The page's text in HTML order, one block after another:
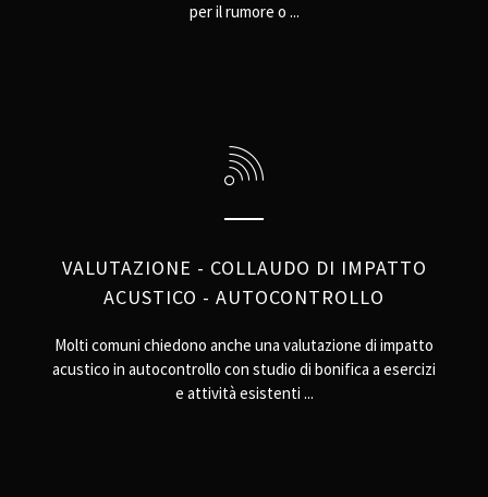
per il rumore o ...
VALUTAZIONE - COLLAUDO DI IMPATTO
ACUSTICO - AUTOCONTROLLO
Molti comuni chiedono anche una valutazione di impatto
acustico in autocontrollo con studio di bonifica a esercizi
e attività esistenti ...